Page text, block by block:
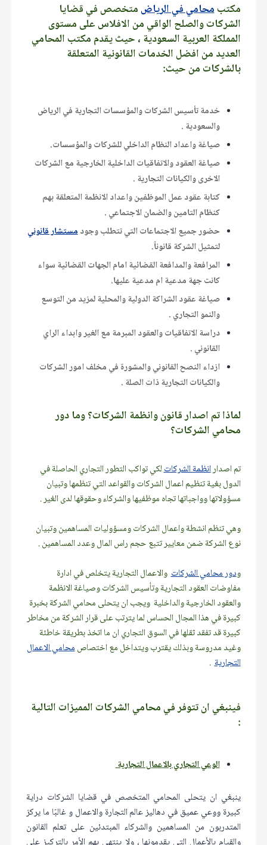
مكتبمحامي في الرياض متخصص في قضايا
الشركات والصلح الواقي من الافلاس على مستوى
المملكة العربية السعودية ، حيث يقدم مكتب المحامي
العديد من افضل الخدمات القانونية المتعلقة
بالشركات من حيث:
خدمة تأسيس الشركات والمؤسسات التجارية في الرياض
والسعودية .
صياغة واعداد النظام الداخلي للشركات والمؤسسات.
صياغة العقود والاتفاقيات الداخلية الخارجية مع الشركات
الاخرى والكيانات التجارية .
كتابة عقود عمل الموظفين واعداد الانظمة المتعلقة بهم
كنظام التامين والضمان الاجتماعي .
حضور جميع الاجتماعات التي تتطلب وجودمستشار قانوني
لتمثيل الشركة قانوناً.
المرافعة والمدافعة القضائية امام الجهات القضائية سواء
كانت جهة مدعية ام مدعية عليها.
صياغة عقود الشراكة الدولية والمحلية لمزيد من التوسع
والنمو التجاري .
دراسة الاتفاقيات والعقود المبرمة مع الغير وابداء الراي
القانوني .
ازداء النصح القانوني والمشورة في مخلف امور الشركات
والكيانات التجارية ذات الصلة .
لماذا تم اصدار قانون وانظمة الشركات؟ وما دور
محامي الشركات؟
تم اصدارانظمة الشركاتلكي تواكب التطور التجاري الحاصلة في
الدول بغية تنظيم اعمال الشركات والقواعد التي تنظمها وتبيان
مسؤولاتها وواجباتها تجاه موظفيها والشركاء وحقوقها لدى الغير .
وهي تنظم انشطة واعمال الشركات ومسؤوليات المساهمين وتبيان
نوع الشركة ضمن معايير تتبع حجم راس المال وعدد المساهمين .
ودور محامي الشركاتوالاعمال التجارية يتخلص في ادارة
مفاوضات العقود التجارية وتأسيس الشركات وصياغة الانظمة
والعقود الخارجية والداخلية ويجب ان يتحلى محامي الشركة بخبرة
كبيرة في هذا المجال الحساس لما يترتب على قرار الشركة من مخاطر
كبيرة قد تفقد ثقلها في السوق التجاري ان ما اتخذ بطريقة خاطئة
وغيد مدروسة وبذلك يقترب ويتداخل مع اختصاصمحامي الاعمال
التجارية.
فينبغي ان تتوفر في محامي الشركات المميزات التالية
:
الوعي التجاري بالاعمال التجارية
ينبغي ان يتحلى المحامي المتخصص في قضايا الشركات دراية
كبيرة ووعي عميق في دهاليز عالم التجارة والاعمال و غالبًا ما يركز
المتدربون من المساهمين والشركاء المبتدئين على تعلم القانون